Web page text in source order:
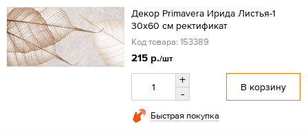
Декор Primavera Ирида Листья-1
30х60 см ректификат
Код товара: 153389
215 р./шт
+
-
В корзину
Быстрая покупка